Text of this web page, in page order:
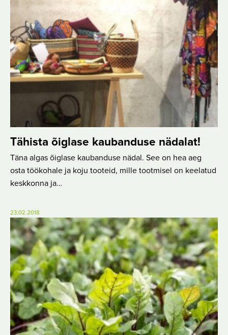
Tähista õiglase kaubanduse nädalat!
Täna algas õiglase kaubanduse nädal. See on hea aeg
osta töökohale ja koju tooteid, mille tootmisel on keelatud
keskkonna ja…
23.02.2018